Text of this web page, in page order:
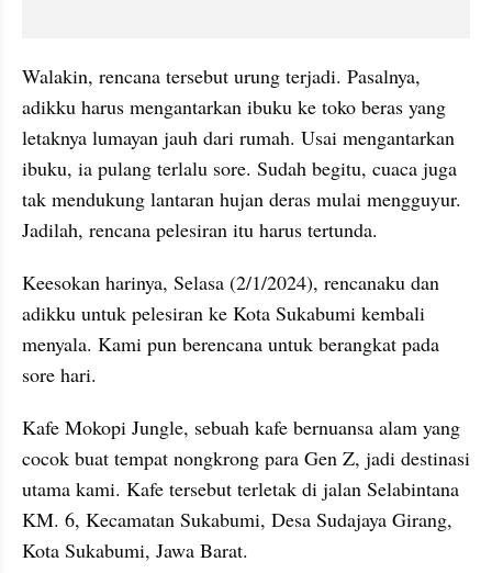
Walakin, rencana tersebut urung terjadi. Pasalnya,
adikku harus mengantarkan ibuku ke toko beras yang
letaknya lumayan jauh dari rumah. Usai mengantarkan
ibuku, ia pulang terlalu sore. Sudah begitu, cuaca juga
tak mendukung lantaran hujan deras mulai mengguyur.
Jadilah, rencana pelesiran itu harus tertunda.
Keesokan harinya, Selasa (2/1/2024), rencanaku dan
adikku untuk pelesiran ke Kota Sukabumi kembali
menyala. Kami pun berencana untuk berangkat pada
sore hari.
Kafe Mokopi Jungle, sebuah kafe bernuansa alam yang
cocok buat tempat nongkrong para Gen Z, jadi destinasi
utama kami. Kafe tersebut terletak di jalan Selabintana
KM. 6, Kecamatan Sukabumi, Desa Sudajaya Girang,
Kota Sukabumi, Jawa Barat.